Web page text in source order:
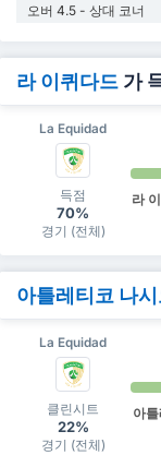
오버 4.5 - 상대 코너
라 이퀴다드 가
La Equidad
득점
70%
경기 (전체)
라
아틀레티코 나
La Equidad
클린시트
22%
경기 (전체)
아